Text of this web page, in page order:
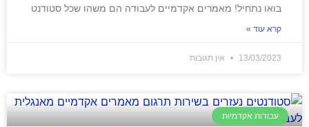
בואו נתחיל! מאמרים אקדמיים לעבודה הם משהו שכל סטודנט
קרא עוד »
13/03/2023 אין תגובות
עבודות אקדמיות